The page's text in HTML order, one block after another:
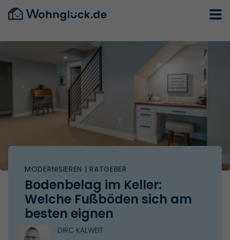
MODERNISIEREN | RATGEBER
Bodenbelag im Keller:
Welche Fußböden sich am
besten eignen
DIRC KALWEIT